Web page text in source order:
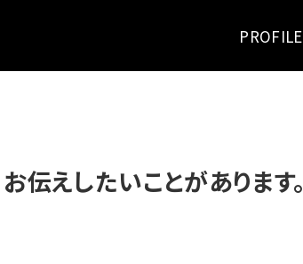
PROFILE
伝えしたいことがあります。